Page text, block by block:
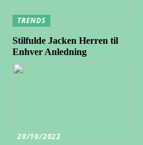
TRENDS
Stilfulde Jacken Herren til
Enhver Anledning
28/10/2022